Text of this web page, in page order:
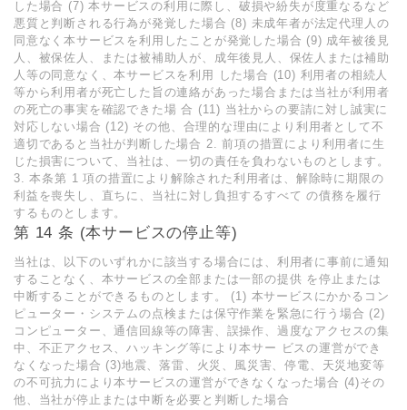
した場合 (7) 本サービスの利用に際し、破損や紛失が度重なるなど
悪質と判断される行為が発覚した場合 (8) 未成年者が法定代理人の
同意なく本サービスを利用したことが発覚した場合 (9) 成年被後見
人、被保佐人、または被補助人が、成年後見人、保佐人または補助
人等の同意なく、本サービスを利用 した場合 (10) 利用者の相続人
等から利用者が死亡した旨の連絡があった場合または当社が利用者
の死亡の事実を確認できた場 合 (11) 当社からの要請に対し誠実に
対応しない場合 (12) その他、合理的な理由により利用者として不
適切であると当社が判断した場合 2. 前項の措置により利用者に生
じた損害について、当社は、一切の責任を負わないものとします。
3. 本条第 1 項の措置により解除された利用者は、解除時に期限の
利益を喪失し、直ちに、当社に対し負担するすべて の債務を履行
するものとします。
第 14 条 (本サービスの停止等)
当社は、以下のいずれかに該当する場合には、利用者に事前に通知
することなく、本サービスの全部または一部の提供 を停止または
中断することができるものとします。 (1) 本サービスにかかるコン
ピューター・システムの点検または保守作業を緊急に行う場合 (2)
コンピューター、通信回線等の障害、誤操作、過度なアクセスの集
中、不正アクセス、ハッキング等により本サー ビスの運営ができ
なくなった場合 (3)地震、落雷、火災、風災害、停電、天災地変等
の不可抗力により本サービスの運営ができなくなった場合 (4)その
他、当社が停止または中断を必要と判断した場合